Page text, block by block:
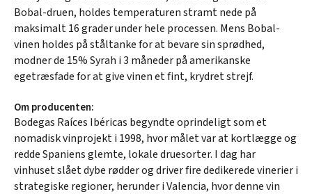
Bobal-druen, holdes temperaturen stramt nede på
maksimalt 16 grader under hele processen. Mens Bobal-
vinen holdes på ståltanke for at bevare sin sprødhed,
modner de 15% Syrah i 3 måneder på amerikanske
egetræsfade for at give vinen et fint, krydret strejf.
Om producenten:
Bodegas Raíces Ibéricas begyndte oprindeligt som et
nomadisk vinprojekt i 1998, hvor målet var at kortlægge og
redde Spaniens glemte, lokale druesorter. I dag har
vinhuset slået dybe rødder og driver fire dedikerede vinerier i
strategiske regioner, herunder i Valencia, hvor denne vin